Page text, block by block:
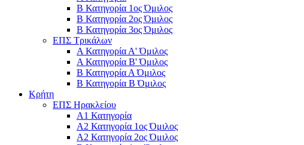
Β Κατηγορία 1ος Όμιλος
Β Κατηγορία 2ος Όμιλος
Β Κατηγορία 3ος Όμιλος
ΕΠΣ Τρικάλων
Α Κατηγορία Α' Όμιλος
Α Κατηγορία Β' Όμιλος
Β Κατηγορία Α Όμιλος
Β Κατηγορία Β Όμιλος
Κρήτη
ΕΠΣ Ηρακλείου
Α1 Κατηγορία
Α2 Κατηγορία 1ος Όμιλος
Α2 Κατηγορία 2ος Όμιλος